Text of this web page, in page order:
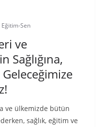
Sen
ve
Sağlığına,
Geleceğimize
ve ülkemizde bütün
sağlık, eğitim ve